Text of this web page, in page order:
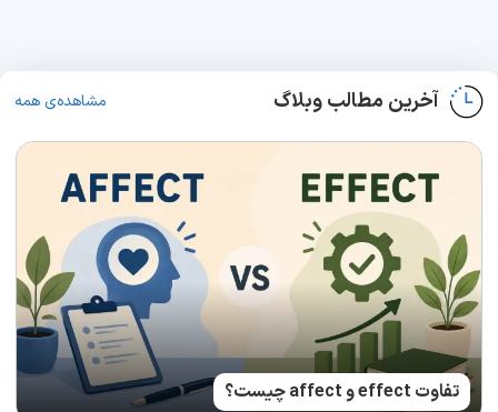
آخرین مطالب وبلاگ مشاهده‌ی همه
تفاوت effect و affect چیست؟